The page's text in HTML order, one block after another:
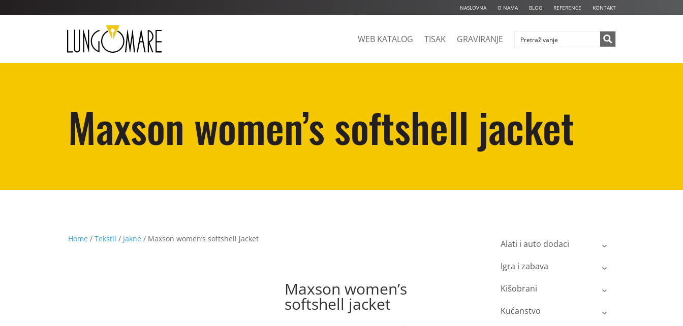
NASLOVNA O NAMA BLOG REFERENCE KONTAKT
WEB KATALOG TISAK GRAVIRANJE
Maxson women’s softshell jacket
Home /Tekstil / Jakne / Maxson women’s softshell jacket
Maxson women’s
softshell jacket
Alati i auto dodaci
Igra i zabava
Kišobrani
Kućanstvo